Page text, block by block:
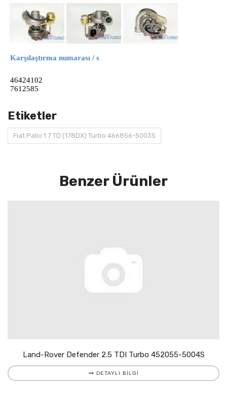
Karşılaştırma numarası / s
46424102
7612585
Etiketler
Fiat Palio 1.7 TD (178DX) Turbo 466856-5003S
Benzer Ürünler
Land-Rover Defender 2.5 TDI Turbo 452055-5004S
DETAYLI BILGI